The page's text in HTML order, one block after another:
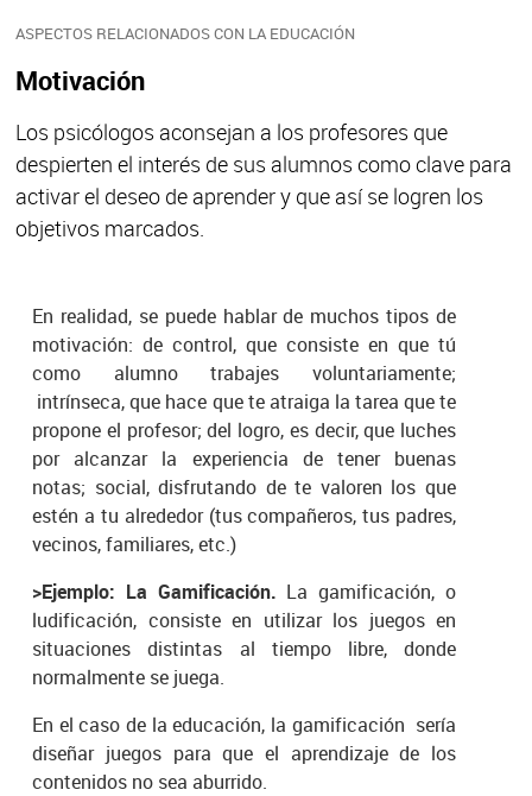
ASPECTOS RELACIONADOS CON LA EDUCACIÓN
Motivación
Los psicólogos aconsejan a los profesores que
despierten el interés de sus alumnos como clave para
activar el deseo de aprender y que así se logren los
objetivos marcados.
En realidad, se puede hablar de muchos tipos de
motivación: de control, que consiste en que tú
como alumno trabajes voluntariamente;
intrínseca, que hace que te atraiga la tarea que te
propone el profesor; del logro, es decir, que luches
por alcanzar la experiencia de tener buenas
notas; social, disfrutando de te valoren los que
estén a tu alrededor (tus compañeros, tus padres,
vecinos, familiares, etc.)
>Ejemplo: La Gamificación. La gamificación, o
ludificación, consiste en utilizar los juegos en
situaciones distintas al tiempo libre, donde
normalmente se juega.
En el caso de la educación, la gamificación sería
diseñar juegos para que el aprendizaje de los
contenidos no sea aburrido.